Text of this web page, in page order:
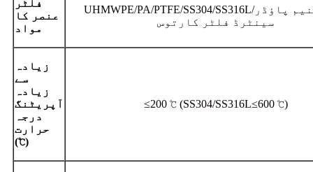
فلٹر
عنصر کا
مواد
UHMWPE/PA/PTFE/SS304/SS316L/ٹائٹینیم پاؤڈر
سینٹرڈ فلٹر کارتوس
زیادہ
سے
زیادہ
آپریٹنگ
درجہ
حرارت
(℃)
≤200 ℃ (SS304/SS316L≤600 ℃)